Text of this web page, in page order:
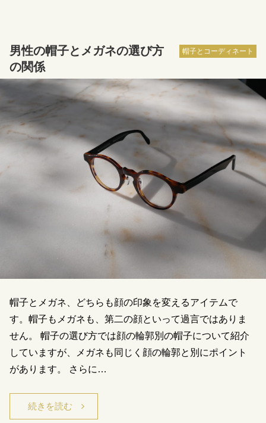
帽子とコーディネート
男性の帽子とメガネの選び方
の関係
帽子とメガネ、どちらも顔の印象を変えるアイテムで
す。帽子もメガネも、第二の顔といって過言ではありま
せん。 帽子の選び方では顔の輪郭別の帽子について紹介
していますが、メガネも同じく顔の輪郭と別にポイント
があります。 さらに…
続きを読む